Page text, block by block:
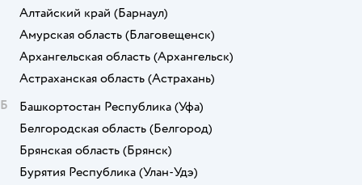
Алтайский край (Барнаул)
Амурская область (Благовещенск)
Архангельская область (Архангельск)
Астраханская область (Астрахань)
Б
Башкортостан Республика (Уфа)
Белгородская область (Белгород)
Брянская область (Брянск)
Бурятия Республика (Улан-Удэ)